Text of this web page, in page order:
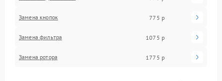
Замена кнопок 775 р
Замена фильтра 1075 р
Замена ротора 1775 р